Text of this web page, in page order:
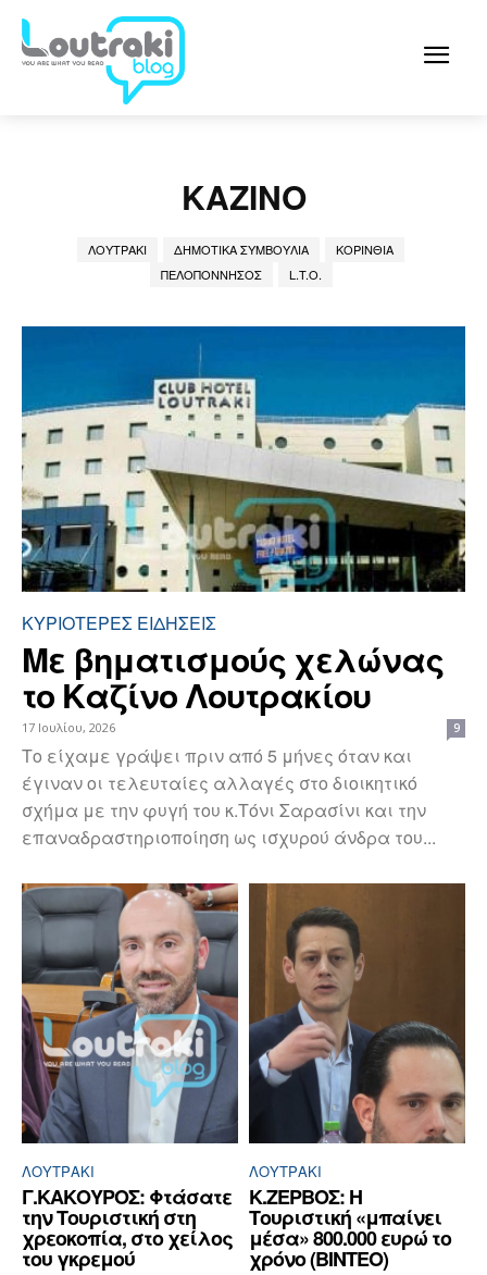
ΚΑΖΊΝΟ
ΛΟΥΤΡΆΚΙ ΔΗΜΟΤΙΚΆ ΣΥΜΒΟΎΛΙΑ
ΚΟΡΙΝΘΊΑ
ΠΕΛΟΠΌΝΝΗΣΟΣ
L.T.O.
ΚΥΡΙΌΤΕΡΕΣ ΕΙΔΉΣΕΙΣ
Με βηματισμούς χελώνας
το Καζίνο Λουτρακίου
17 Ιουλίου, 2026 9
Το είχαμε γράψει πριν από 5 μήνες όταν και
έγιναν οι τελευταίες αλλαγές στο διοικητικό
σχήμα με την φυγή του κ.Τόνι Σαρασίνι και την
επαναδραστηριοποίηση ως ισχυρού άνδρα του...
ΛΟΥΤΡΆΚΙ
Γ.ΚΑΚΟΥΡΟΣ: Φτάσατε
την Τουριστική στη
χρεοκοπία, στο χείλος
του γκρεμού
ΛΟΥΤΡΆΚΙ
Κ.ΖΕΡΒΟΣ: Η
Τουριστική «μπαίνει
μέσα» 800.000 ευρώ το
χρόνο (ΒΙΝΤΕΟ)